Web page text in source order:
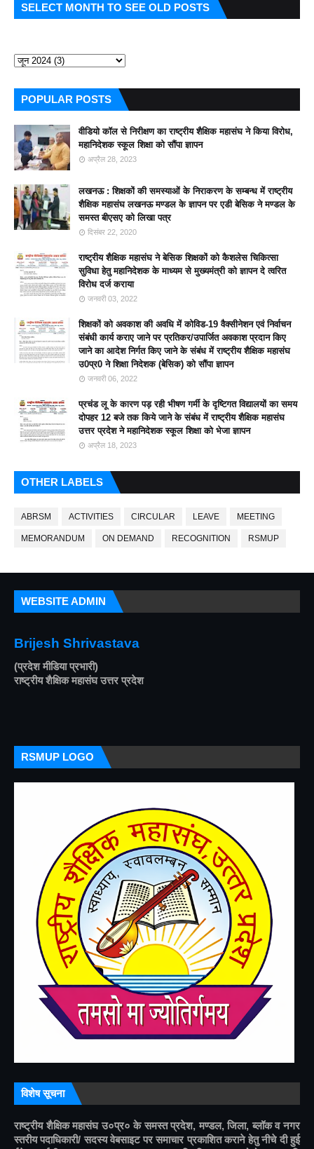
SELECT MONTH TO SEE OLD POSTS
POPULAR POSTS
वीडियो कॉल से निरीक्षण का राष्ट्रीय शैक्षिक महासंघ ने किया विरोध,
महानिदेशक स्कूल शिक्षा को सौंपा ज्ञापन
अप्रैल 28, 2023
लखनऊ : शिक्षकों की समस्याओं के निराकरण के सम्बन्ध में राष्ट्रीय
शैक्षिक महासंघ लखनऊ मण्डल के ज्ञापन पर एडी बेसिक ने मण्डल के
समस्त बीएसए को लिखा पत्र
दिसंबर 22, 2020
राष्ट्रीय शैक्षिक महासंघ ने बेसिक शिक्षकों को कैशलेस चिकित्सा
सुविधा हेतु महानिदेशक के माध्यम से मुख्यमंत्री को ज्ञापन दे त्वरित
विरोध दर्ज कराया
जनवरी 03, 2022
शिक्षकों को अवकाश की अवधि में कोविड-19 वैक्सीनेशन एवं निर्वाचन
संबंधी कार्य कराए जाने पर प्रतिकर/उपार्जित अवकाश प्रदान किए
जाने का आदेश निर्गत किए जाने के संबंध में राष्ट्रीय शैक्षिक महासंघ
उ0प्र0 ने शिक्षा निदेशक (बेसिक) को सौंपा ज्ञापन
जनवरी 06, 2022
प्रचंड लू के कारण पड़ रही भीषण गर्मी के दृष्टिगत विद्यालयों का समय
दोपहर 12 बजे तक किये जाने के संबंध में राष्ट्रीय शैक्षिक महासंघ
उत्तर प्रदेश ने महानिदेशक स्कूल शिक्षा को भेजा ज्ञापन
अप्रैल 18, 2023
OTHER LABELS
ABRSM ACTIVITIES CIRCULAR LEAVE MEETING
MEMORANDUM ON DEMAND RECOGNITION RSMUP
WEBSITE ADMIN
Brijesh Shrivastava
(प्रदेश मीडिया प्रभारी)
राष्ट्रीय शैक्षिक महासंघ उत्तर प्रदेश
RSMUP LOGO
विशेष सूचना
राष्ट्रीय शैक्षिक महासंघ उ०प्र० के समस्त प्रदेश, मण्डल, जिला, ब्लॉक व नगर
स्तरीय पदाधिकारी/ सदस्य वेबसाइट पर समाचार प्रकाशित कराने हेतु नीचे दी हुई